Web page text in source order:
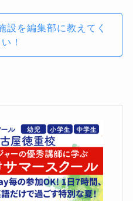
設を編集部に教えてく
！